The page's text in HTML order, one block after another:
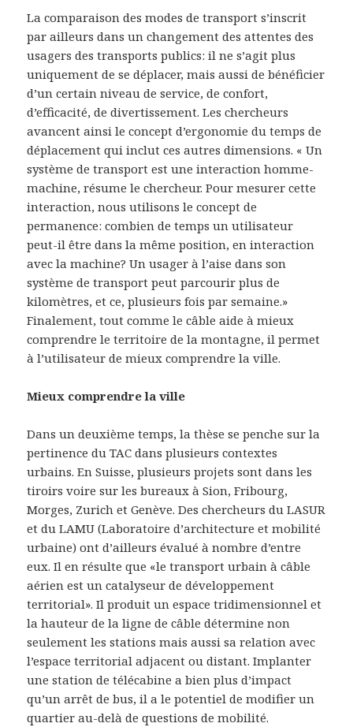
La comparaison des modes de transport s’inscrit
par ailleurs dans un changement des attentes des
usagers des transports publics: il ne s’agit plus
uniquement de se déplacer, mais aussi de bénéficier
d’un certain niveau de service, de confort,
d’efficacité, de divertissement. Les chercheurs
avancent ainsi le concept d’ergonomie du temps de
déplacement qui inclut ces autres dimensions. « Un
système de transport est une interaction homme-
machine, résume le chercheur. Pour mesurer cette
interaction, nous utilisons le concept de
permanence: combien de temps un utilisateur
peut-il être dans la même position, en interaction
avec la machine? Un usager à l’aise dans son
système de transport peut parcourir plus de
kilomètres, et ce, plusieurs fois par semaine.»
Finalement, tout comme le câble aide à mieux
comprendre le territoire de la montagne, il permet
à l’utilisateur de mieux comprendre la ville.
Mieux comprendre la ville
Dans un deuxième temps, la thèse se penche sur la
pertinence du TAC dans plusieurs contextes
urbains. En Suisse, plusieurs projets sont dans les
tiroirs voire sur les bureaux à Sion, Fribourg,
Morges, Zurich et Genève. Des chercheurs du LASUR
et du LAMU (Laboratoire d’architecture et mobilité
urbaine) ont d’ailleurs évalué à nombre d’entre
eux. Il en résulte que «le transport urbain à câble
aérien est un catalyseur de développement
territorial». Il produit un espace tridimensionnel et
la hauteur de la ligne de câble détermine non
seulement les stations mais aussi sa relation avec
l’espace territorial adjacent ou distant. Implanter
une station de télécabine a bien plus d’impact
qu’un arrêt de bus, il a le potentiel de modifier un
quartier au-delà de questions de mobilité.